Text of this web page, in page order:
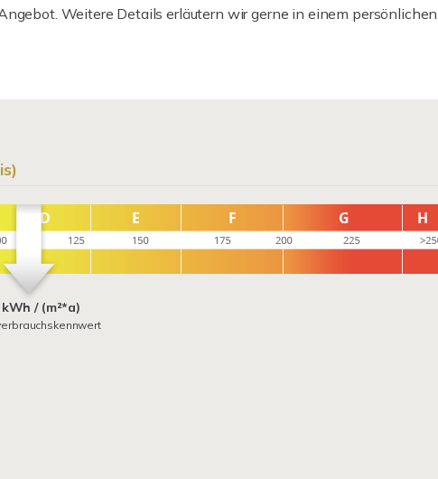
Weitere Details erläutern wir gerne in einem persönlichen
kWh / (m²*a)